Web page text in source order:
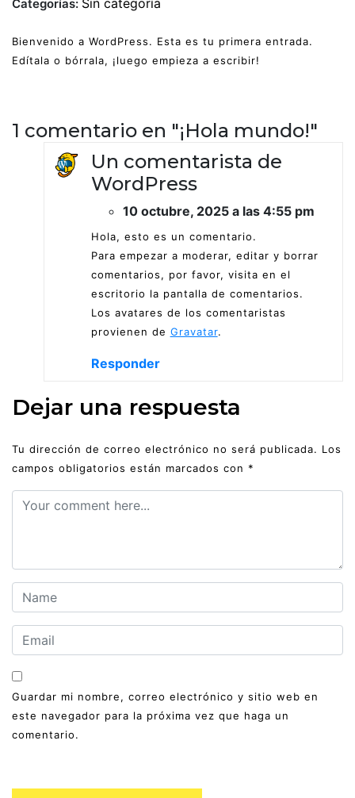
Categorías: Sin categoría
Bienvenido a WordPress. Esta es tu primera entrada.
Edítala o bórrala, ¡luego empieza a escribir!
1 comentario en "¡Hola mundo!"
Un comentarista de
WordPress
10 octubre, 2025 a las 4:55 pm
Hola, esto es un comentario.
Para empezar a moderar, editar y borrar
comentarios, por favor, visita en el
escritorio la pantalla de comentarios.
Los avatares de los comentaristas
provienen de Gravatar.
Responder
Dejar una respuesta
Tu dirección de correo electrónico no será publicada. Los
campos obligatorios están marcados con *
Guardar mi nombre, correo electrónico y sitio web en
este navegador para la próxima vez que haga un
comentario.